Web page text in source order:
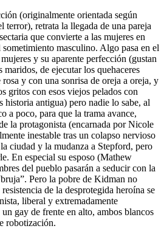
(originalmente orientada según
terror), retrata la llegada de una pareja
que convierte a las mujeres en
masculino. Algo pasa en el
y su aparente perfección (gustan
maridos, de ejecutar los quehaceres
y con una sonrisa de oreja a oreja, y
gritos con esos viejos pelados con
historia antigua) pero nadie lo sabe, al
a poco, para que la trama avance,
la protagonista (encarnada por Nicole
inestable tras un colapso nervioso
ciudad y la mudanza a Stepford, pero
En especial su esposo (Mathew
del pueblo pasarán a seducir con la
Pero la pobre de Kidman no
de la desprotegida heroína se
liberal y extremadamente
gay de frente en alto, ambos blancos
robotización.